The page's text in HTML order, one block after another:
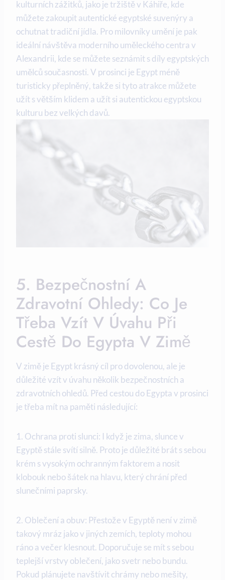
kulturních zážitků, jako je tržiště v Káhiře, kde
můžete zakoupit autentické egyptské suvenýry a
ochutnat tradiční jídla. Pro milovníky umění je pak
ideální návštěva moderního uměleckého centra v
Alexandrii, kde se můžete seznámit s díly egyptských
umělců současnosti. V prosinci je Egypt méně
turisticky přeplněný, takže si tyto atrakce můžete
užít s větším klidem a užít si autentickou egyptskou
kulturu bez velkých davů.
5. Bezpečnostní A
Zdravotní Ohledy: Co Je
Třeba Vzít V Úvahu Při
Cestě Do Egypta V Zimě
V zimě je Egypt krásný cíl pro dovolenou, ale je
důležité vzít v úvahu několik bezpečnostních a
zdravotních ohledů. Před cestou do Egypta v prosinci
je třeba mít na paměti následující:
1. Ochrana proti slunci: I když je zima, slunce v
Egyptě stále svítí silně. Proto je důležité brát s sebou
krém s vysokým ochranným faktorem a nosit
klobouk nebo šátek na hlavu, který chrání před
slunečními paprsky.
2. Oblečení a obuv: Přestože v Egyptě není v zimě
takový mráz jako v jiných zemích, teploty mohou
ráno a večer klesnout. Doporučuje se mít s sebou
teplejší vrstvy oblečení, jako svetr nebo bundu.
Pokud plánujete navštívit chrámy nebo mešity,